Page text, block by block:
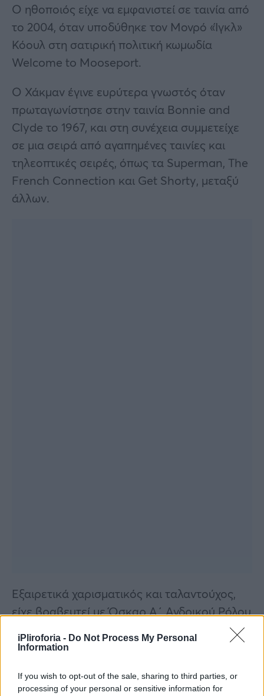
iPliroforia - Do Not Process My Personal
Information
If you wish to opt-out of the sale, sharing to third parties, or
processing of your personal or sensitive information for
Ο ηθοποιός είχε να εμφανιστεί σε ταινία από
το 2004, όταν υποδύθηκε τον Μονρό «Ίγκλ»
Κόουλ στη σατιρική πολιτική κωμωδία
Welcome to Mooseport.
Ο Χάκμαν έγινε ευρύτερα γνωστός όταν
πρωταγωνίστησε στην ταινία Bonnie and
Clyde το 1967, και στη συνέχεια συμμετείχε
σε μια σειρά από αγαπημένες ταινίες και
τηλεοπτικές σειρές, όπως τα Superman, The
French Connection και Get Shorty, μεταξύ
άλλων.
Εξαιρετικά χαρισματικός και ταλαντούχος,
είχε βραβευτεί με Όσκαρ Α΄ Ανδρικού Ρόλου
για τον «Ανθρωπο από τη Γαλλία» το 1971,
καθώς και με Όσκαρ Β΄ Ανδρικού Ρόλου για